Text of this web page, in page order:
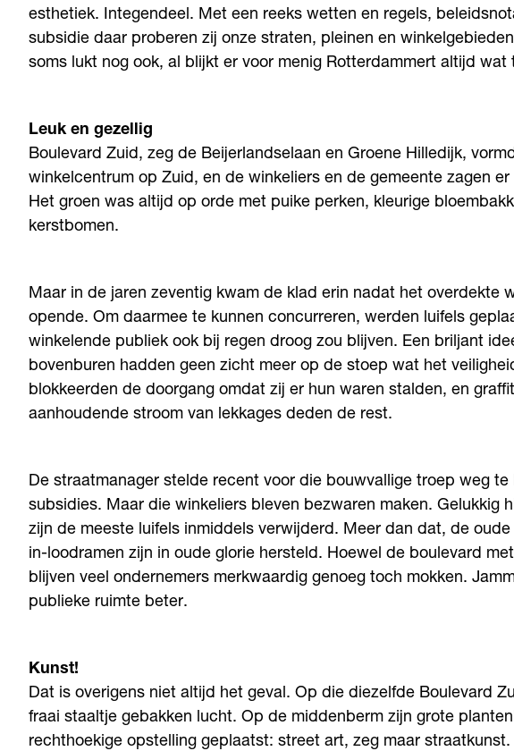
esthetiek. Integendeel. Met een reeks wetten en regels,
subsidie daar proberen zij onze straten, pleinen en
soms lukt nog ook, al blijkt er voor menig Rotterdammert altijd wat
Leuk en gezellig
Boulevard Zuid, zeg de Beijerlandselaan en Groene Hilledijk,
winkelcentrum op Zuid, en de winkeliers en de gemeente zagen
Het groen was altijd op orde met puike perken, kleurige
kerstbomen.
Maar in de jaren zeventig kwam de klad erin nadat het overdekte
opende. Om daarmee te kunnen concurreren, werden luifels
winkelende publiek ook bij regen droog zou blijven. Een briljant
bovenburen hadden geen zicht meer op de stoep wat het
blokkeerden de doorgang omdat zij er hun waren stalden, en
aanhoudende stroom van lekkages deden de rest.
De straatmanager stelde recent voor die bouwvallige troep weg
subsidies. Maar die winkeliers bleven bezwaren maken. Gelukkig
zijn de meeste luifels inmiddels verwijderd. Meer dan dat, de
in-loodramen zijn in oude glorie hersteld. Hoewel de boulevard
blijven veel ondernemers merkwaardig genoeg toch mokken.
publieke ruimte beter.
Kunst!
Dat is overigens niet altijd het geval. Op die diezelfde Boulevard
fraai staaltje gebakken lucht. Op de middenberm zijn grote
rechthoekige opstelling geplaatst: street art, zeg maar straatkunst.